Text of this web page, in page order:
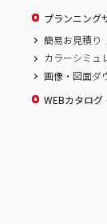
プランニング
簡易お見積り
カラーシミュ
画像・図面ダ
WEBカタログ